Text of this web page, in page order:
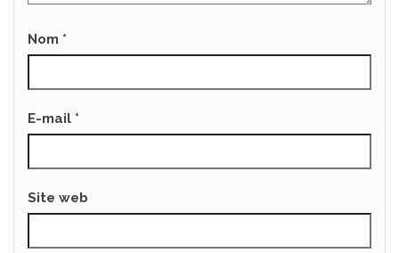
Nom *
E-mail *
Site web